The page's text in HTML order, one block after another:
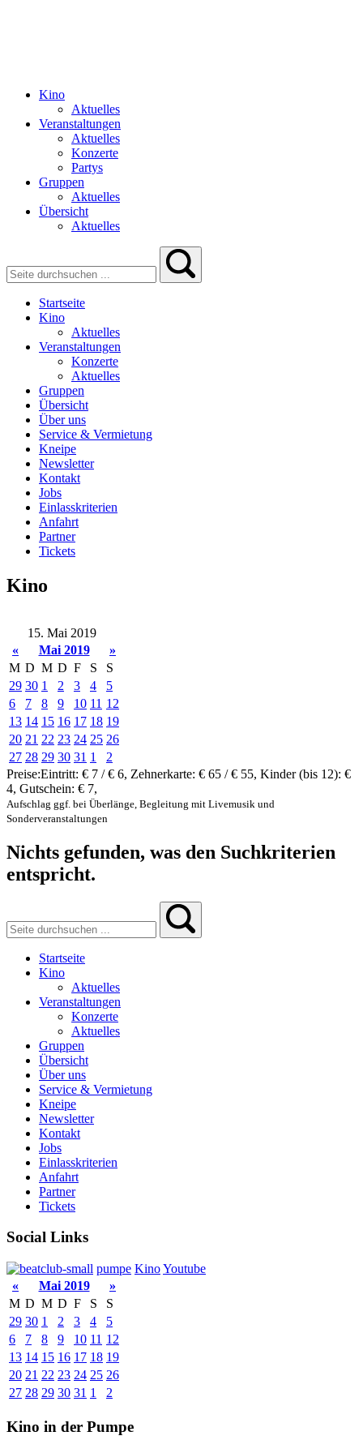
Kino
Aktuelles
Veranstaltungen
Aktuelles
Konzerte
Partys
Gruppen
Aktuelles
Übersicht
Aktuelles
Startseite
Kino
Aktuelles
Veranstaltungen
Konzerte
Aktuelles
Gruppen
Übersicht
Über uns
Service & Vermietung
Kneipe
Newsletter
Kontakt
Jobs
Einlasskriterien
Anfahrt
Partner
Tickets
Kino
15. Mai 2019
«
Mai 2019
»
M D M D F S
S
29 30 1 2 3 4
5
6
7 8 9 10 11 12
13 14 15 16 17 18 19
20 21 22 23 24 25 26
27 28 29 30 31 1
2
Preise:Eintritt: € 7 / € 6, Zehnerkarte: € 65 / € 55, Kinder (bis 12): €
4, Gutschein: € 7,
Aufschlag ggf. bei Überlänge, Begleitung mit Livemusik und
Sonderveranstaltungen
Nichts gefunden, was den Suchkriterien
entspricht.
Startseite
Kino
Aktuelles
Veranstaltungen
Konzerte
Aktuelles
Gruppen
Übersicht
Über uns
Service & Vermietung
Kneipe
Newsletter
Kontakt
Jobs
Einlasskriterien
Anfahrt
Partner
Tickets
Social Links
pumpe KinoYoutube
«
Mai 2019
»
M D M D F S
S
29 30 1 2 3 4
5
6
7 8 9 10 11 12
13 14 15 16 17 18 19
20 21 22 23 24 25 26
27 28 29 30 31 1 2
Kino in der Pumpe